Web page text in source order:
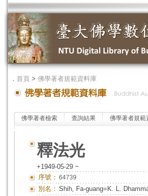
． 首頁 > 佛學著者規範資料庫
佛學著者檢索 查詢結果 佛學著者規範
釋法光
+1949-05-29 ~
序號： 64739
別名： Shih, Fa-guang=K. L.